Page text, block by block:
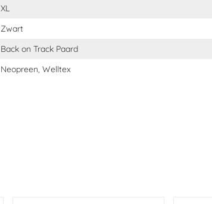
XL
Zwart
Back on Track Paard
Neopreen, Welltex